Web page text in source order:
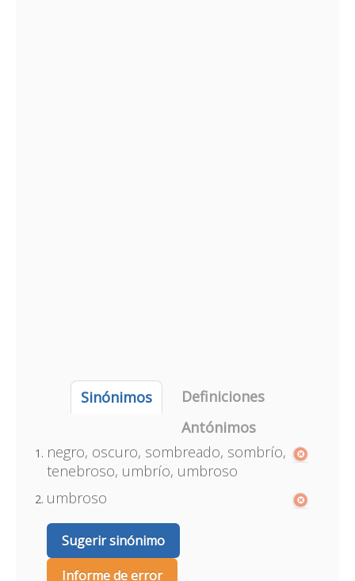
Sinónimos
Definiciones
Antónimos
negro, oscuro, sombreado, sombrío,
tenebroso, umbrío, umbroso
umbroso
Sugerir sinónimo
Informe de error